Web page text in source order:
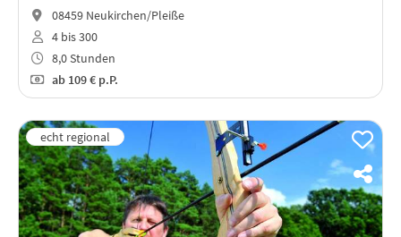
08459 Neukirchen/Pleiße
4 bis 300
8,0 Stunden
ab109 € p.P.